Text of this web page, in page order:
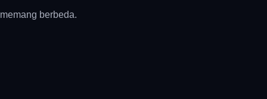
memang berbeda.